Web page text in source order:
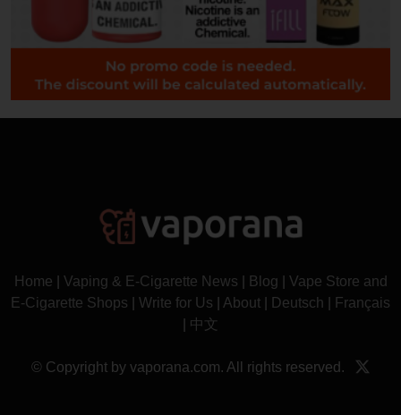
Home Vaping & E-Cigarette News Blog
Vape Store and
E-Cigarette Shops
Write for Us About Deutsch
Français
中文
© Copyright by vaporana.com. All rights reserved.